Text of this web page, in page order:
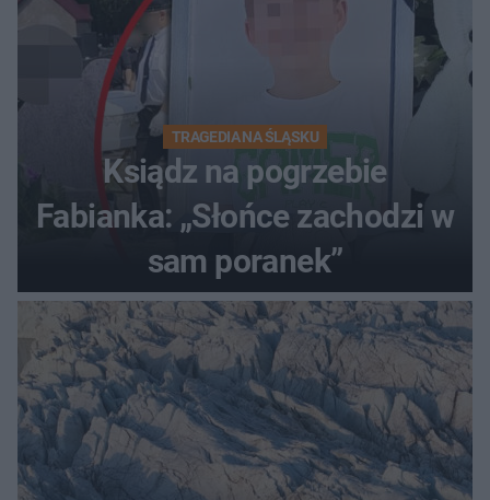
TRAGEDIA NA ŚLĄSKU
Ksiądz na pogrzebie
Fabianka: „Słońce zachodzi w
sam poranek”